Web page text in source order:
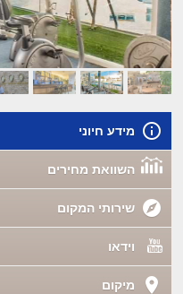
מידע חיוני
השוואת מחירים
שירותי המקום
וידאו
מיקום